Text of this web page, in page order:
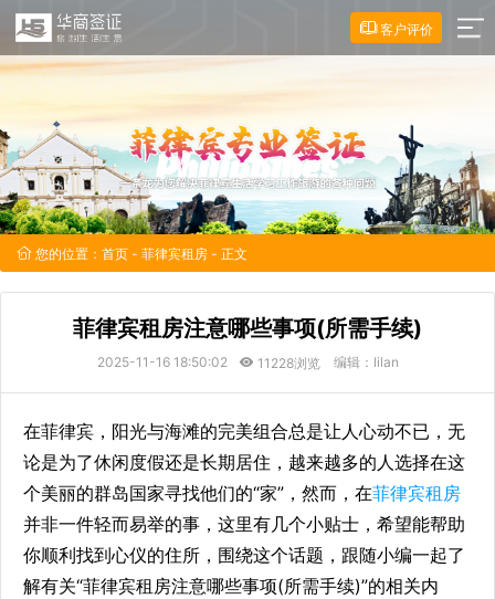
客户评价
您的位置： 首页 - 菲律宾租房 - 正文
菲律宾租房注意哪些事项(所需手续)
2025-11-16 18:50:02 11228浏览 编辑：lilan
在菲律宾，阳光与海滩的完美组合总是让人心动不已，无
论是为了休闲度假还是长期居住，越来越多的人选择在这
个美丽的群岛国家寻找他们的“家”，然而，在菲律宾租房
并非一件轻而易举的事，这里有几个小贴士，希望能帮助
你顺利找到心仪的住所，围绕这个话题，跟随小编一起了
解有关“菲律宾租房注意哪些事项(所需手续)”的相关内